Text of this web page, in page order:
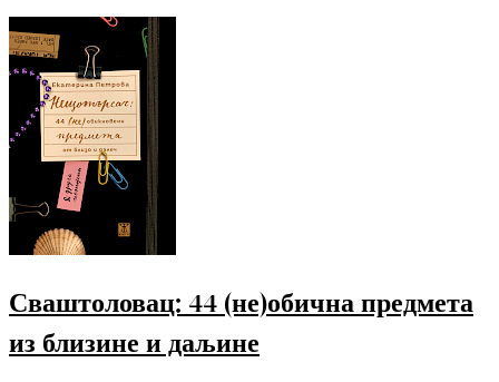
Сваштоловац: 44 (не)обична предмета
из близине и даљине